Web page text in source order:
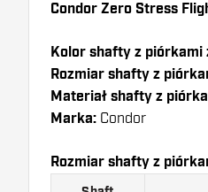
Condor Zero Stress
Kolor shafty z piórkami
Rozmiar shafty z
Materiał shafty z
Marka: Condor
Rozmiar shafty z